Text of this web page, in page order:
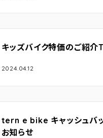
キッズバイク特価のご紹介
2024.04.12
tern e bike キャッシュバ
お知らせ